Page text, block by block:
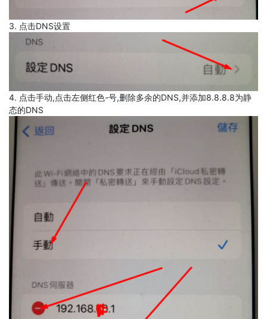
3. 点击DNS设置
4. 点击手动,点击左侧红色-号,删除多余的DNS,并添加8.8.8.8为静
态的DNS